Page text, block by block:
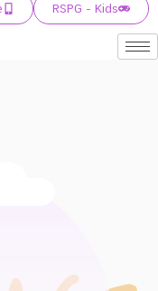
RSPG - Kids